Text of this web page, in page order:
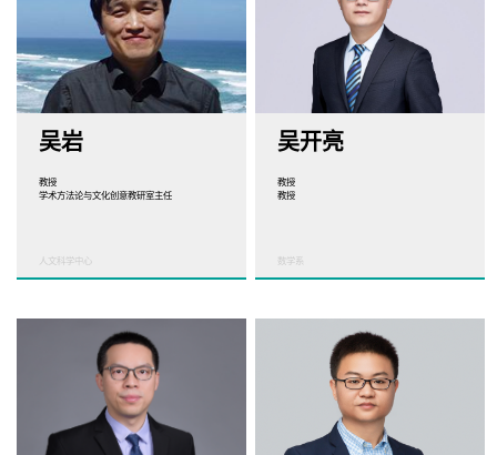
吴岩
教授
学术方法论与文化创意教研室主任
人文科学中心
吴开亮
教授
教授
数学系